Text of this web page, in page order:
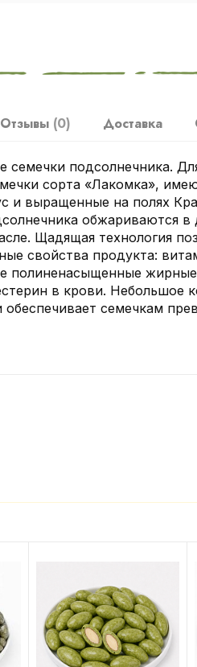
Отзывы (0) Доставка
семечки подсолнечника.
сорта «Лакомка»,
и выращенные на полях
обжариваются
Щадящая технология
свойства продукта:
полиненасыщенные
в крови. Небольшое
обеспечивает семечкам